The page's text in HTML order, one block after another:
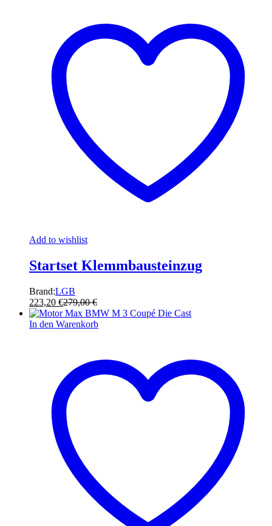
Add to wishlist
Startset Klemmbausteinzug
Brand:LGB
223,20 €279,00€
In den Warenkorb